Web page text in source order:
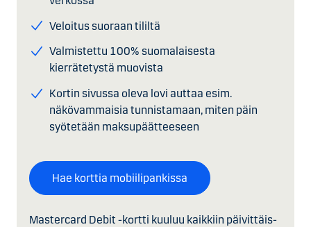
Veloitus suoraan tililtä
Valmistettu 100% suomalaisesta
kierrätetystä muovista
Kortin sivussa oleva lovi auttaa esim.
näkövammaisia tunnistamaan, miten päin
syötetään maksupäätteeseen
Hae korttia mobiilipankissa
Mastercard Debit -kortti kuuluu kaikkiin päivittäis­